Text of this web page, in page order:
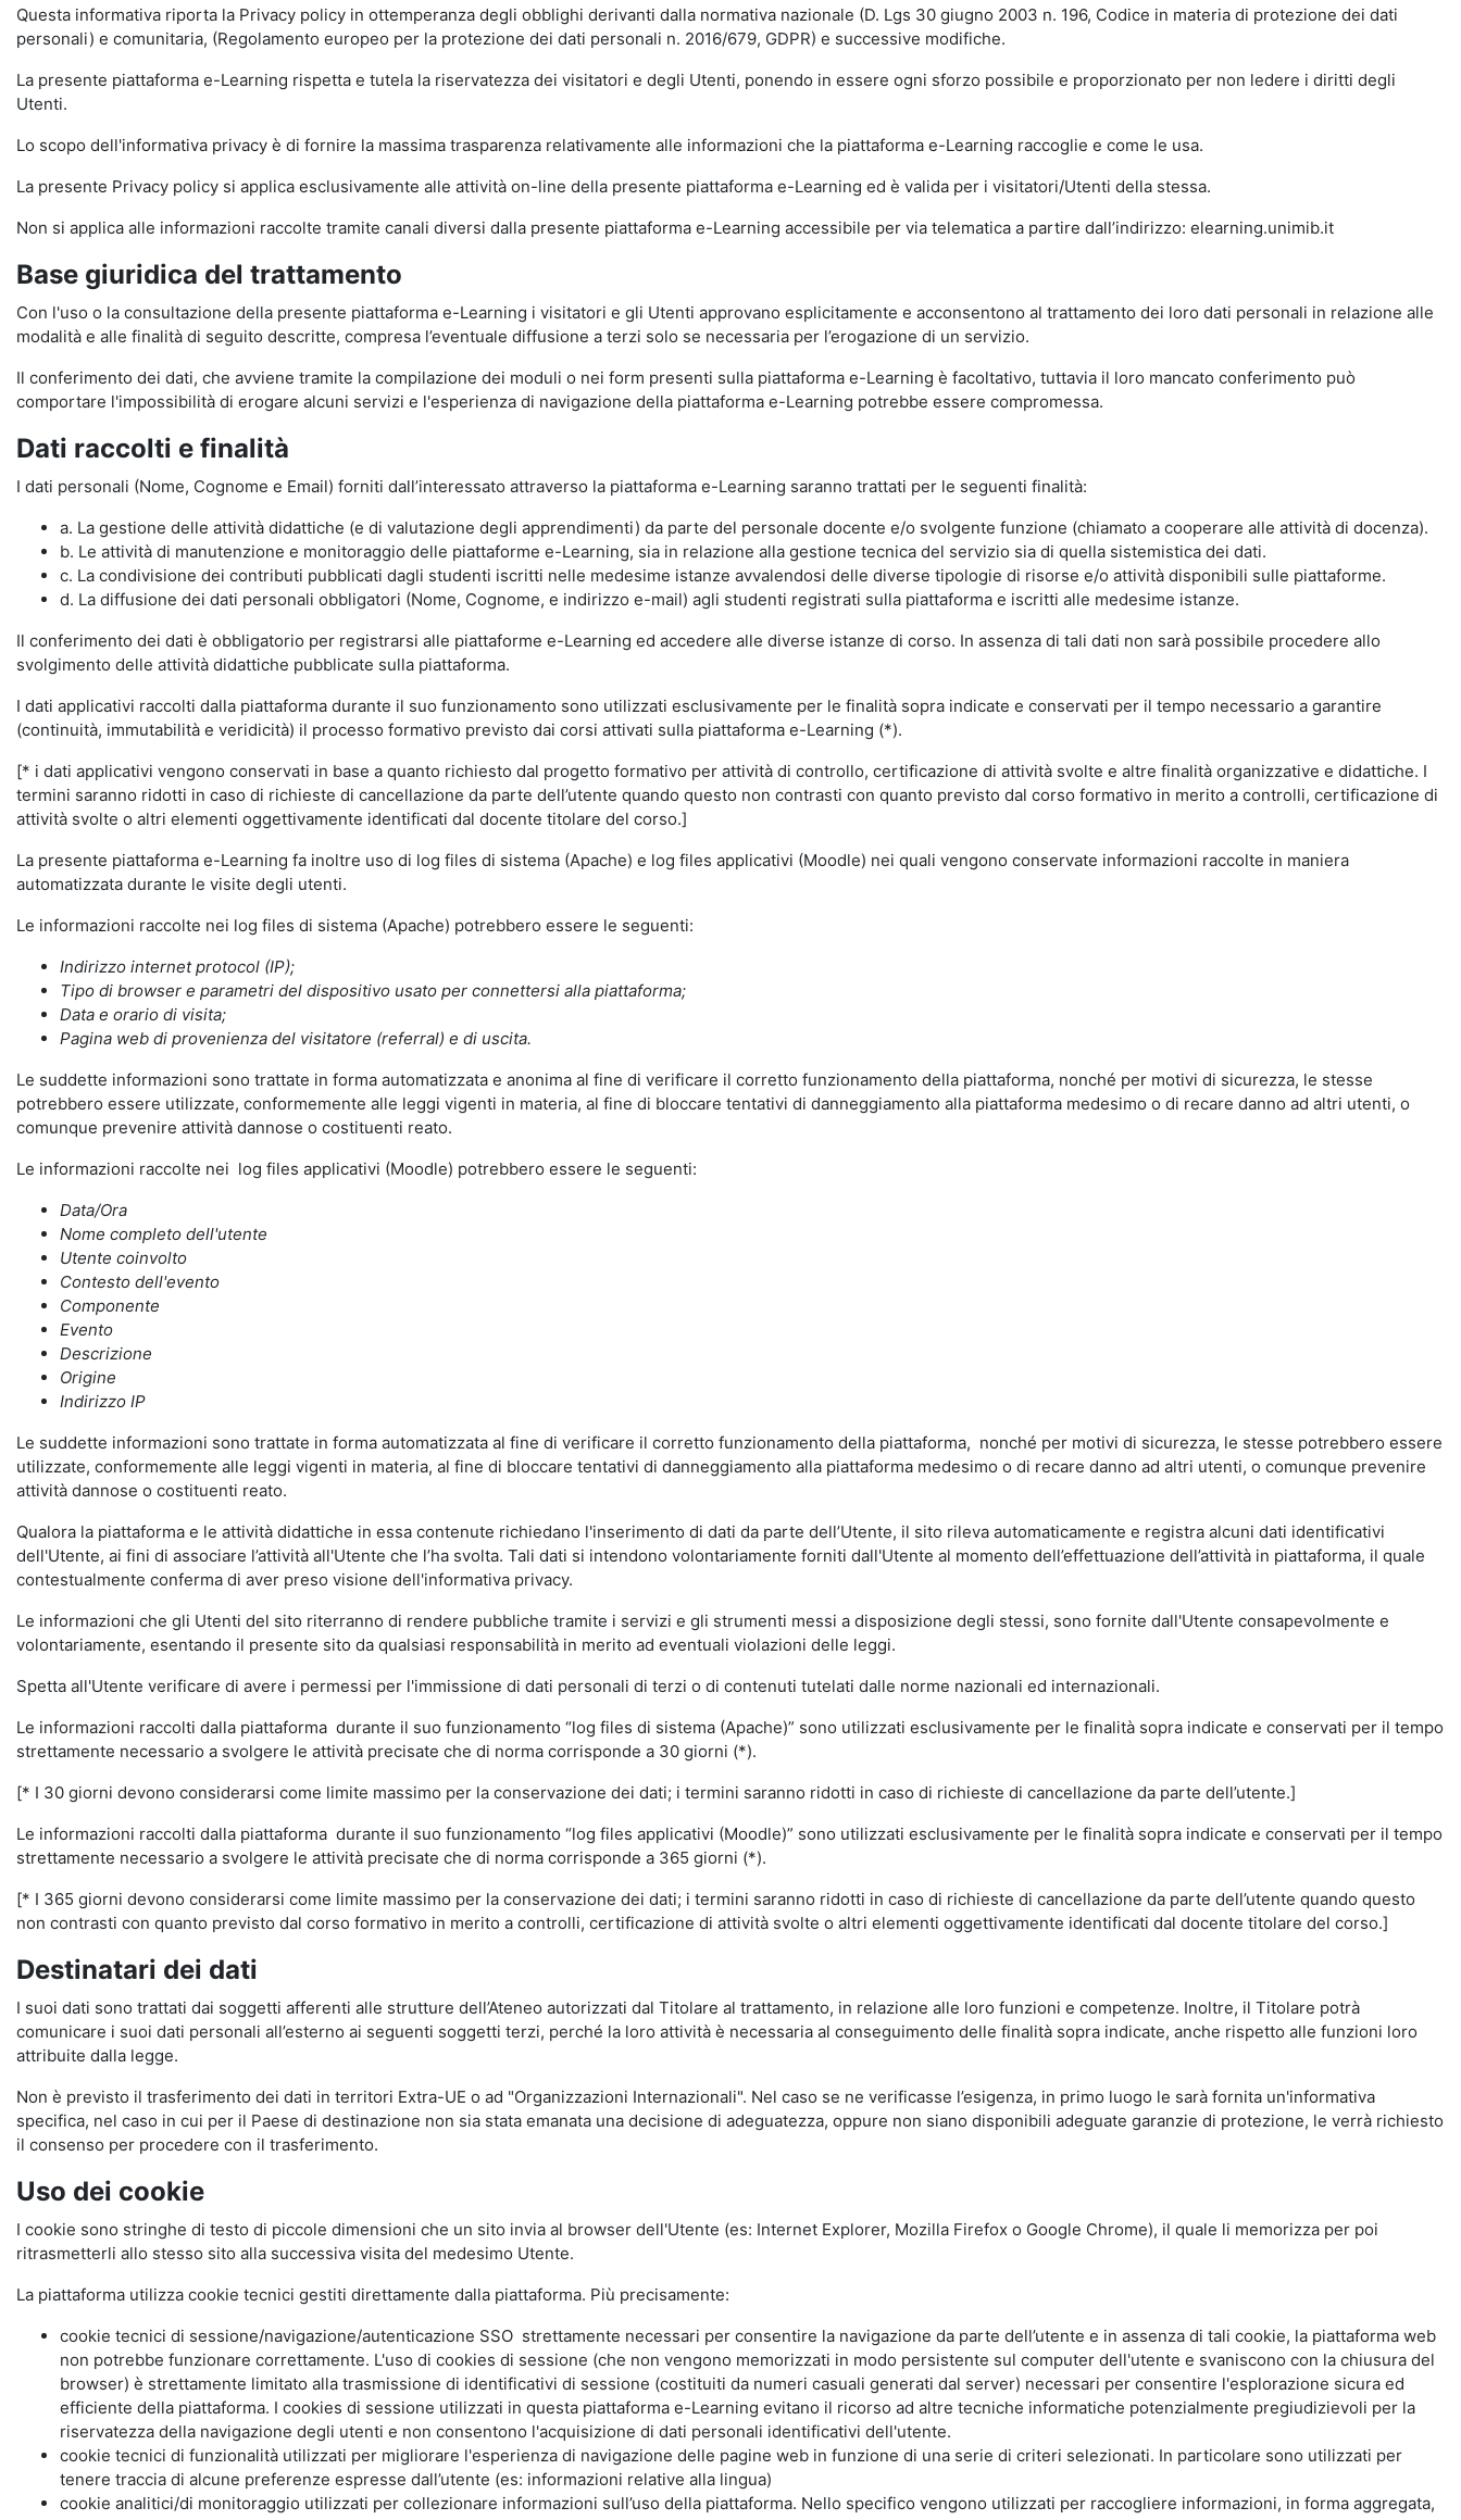
Questa informativa riporta la Privacy policy in ottemperanza degli obblighi derivanti dalla normativa nazionale (D. Lgs 30 giugno 2003 n. 196, Codice in materia di protezione dei dati
personali) e comunitaria, (Regolamento europeo per la protezione dei dati personali n. 2016/679, GDPR) e successive modifiche.
La presente piattaforma e-Learning rispetta e tutela la riservatezza dei visitatori e degli Utenti, ponendo in essere ogni sforzo possibile e proporzionato per non ledere i diritti degli
Utenti.
Lo scopo dell'informativa privacy è di fornire la massima trasparenza relativamente alle informazioni che la piattaforma e-Learning raccoglie e come le usa.
La presente Privacy policy si applica esclusivamente alle attività on-line della presente piattaforma e-Learning ed è valida per i visitatori/Utenti della stessa.
Non si applica alle informazioni raccolte tramite canali diversi dalla presente piattaforma e-Learning accessibile per via telematica a partire dall’indirizzo: elearning.unimib.it
Base giuridica del trattamento
Con l'uso o la consultazione della presente piattaforma e-Learning i visitatori e gli Utenti approvano esplicitamente e acconsentono al trattamento dei loro dati personali in relazione alle
modalità e alle finalità di seguito descritte, compresa l’eventuale diffusione a terzi solo se necessaria per l’erogazione di un servizio.
Il conferimento dei dati, che avviene tramite la compilazione dei moduli o nei form presenti sulla piattaforma e-Learning è facoltativo, tuttavia il loro mancato conferimento può
comportare l'impossibilità di erogare alcuni servizi e l'esperienza di navigazione della piattaforma e-Learning potrebbe essere compromessa.
Dati raccolti e finalità
I dati personali (Nome, Cognome e Email) forniti dall’interessato attraverso la piattaforma e-Learning saranno trattati per le seguenti finalità:
a. La gestione delle attività didattiche (e di valutazione degli apprendimenti) da parte del personale docente e/o svolgente funzione (chiamato a cooperare alle attività di docenza).
b. Le attività di manutenzione e monitoraggio delle piattaforme e-Learning, sia in relazione alla gestione tecnica del servizio sia di quella sistemistica dei dati.
c. La condivisione dei contributi pubblicati dagli studenti iscritti nelle medesime istanze avvalendosi delle diverse tipologie di risorse e/o attività disponibili sulle piattaforme.
d. La diffusione dei dati personali obbligatori (Nome, Cognome, e indirizzo e-mail) agli studenti registrati sulla piattaforma e iscritti alle medesime istanze.
Il conferimento dei dati è obbligatorio per registrarsi alle piattaforme e-Learning ed accedere alle diverse istanze di corso. In assenza di tali dati non sarà possibile procedere allo
svolgimento delle attività didattiche pubblicate sulla piattaforma.
I dati applicativi raccolti dalla piattaforma durante il suo funzionamento sono utilizzati esclusivamente per le finalità sopra indicate e conservati per il tempo necessario a garantire
(continuità, immutabilità e veridicità) il processo formativo previsto dai corsi attivati sulla piattaforma e-Learning (*).
[* i dati applicativi vengono conservati in base a quanto richiesto dal progetto formativo per attività di controllo, certificazione di attività svolte e altre finalità organizzative e didattiche. I
termini saranno ridotti in caso di richieste di cancellazione da parte dell’utente quando questo non contrasti con quanto previsto dal corso formativo in merito a controlli, certificazione di
attività svolte o altri elementi oggettivamente identificati dal docente titolare del corso.]
La presente piattaforma e-Learning fa inoltre uso di log files di sistema (Apache) e log files applicativi (Moodle) nei quali vengono conservate informazioni raccolte in maniera
automatizzata durante le visite degli utenti.
Le informazioni raccolte nei log files di sistema (Apache) potrebbero essere le seguenti:
Indirizzo internet protocol (IP);
Tipo di browser e parametri del dispositivo usato per connettersi alla piattaforma;
Data e orario di visita;
Pagina web di provenienza del visitatore (referral) e di uscita.
Le suddette informazioni sono trattate in forma automatizzata e anonima al fine di verificare il corretto funzionamento della piattaforma, nonché per motivi di sicurezza, le stesse
potrebbero essere utilizzate, conformemente alle leggi vigenti in materia, al fine di bloccare tentativi di danneggiamento alla piattaforma medesimo o di recare danno ad altri utenti, o
comunque prevenire attività dannose o costituenti reato.
Le informazioni raccolte nei log files applicativi (Moodle) potrebbero essere le seguenti:
Data/Ora
Nome completo dell'utente
Utente coinvolto
Contesto dell'evento
Componente
Evento
Descrizione
Origine
Indirizzo IP
Le suddette informazioni sono trattate in forma automatizzata al fine di verificare il corretto funzionamento della piattaforma, nonché per motivi di sicurezza, le stesse potrebbero essere
utilizzate, conformemente alle leggi vigenti in materia, al fine di bloccare tentativi di danneggiamento alla piattaforma medesimo o di recare danno ad altri utenti, o comunque prevenire
attività dannose o costituenti reato.
Qualora la piattaforma e le attività didattiche in essa contenute richiedano l'inserimento di dati da parte dell’Utente, il sito rileva automaticamente e registra alcuni dati identificativi
dell'Utente, ai fini di associare l’attività all'Utente che l’ha svolta. Tali dati si intendono volontariamente forniti dall'Utente al momento dell’effettuazione dell’attività in piattaforma, il quale
contestualmente conferma di aver preso visione dell'informativa privacy.
Le informazioni che gli Utenti del sito riterranno di rendere pubbliche tramite i servizi e gli strumenti messi a disposizione degli stessi, sono fornite dall'Utente consapevolmente e
volontariamente, esentando il presente sito da qualsiasi responsabilità in merito ad eventuali violazioni delle leggi.
Spetta all'Utente verificare di avere i permessi per l'immissione di dati personali di terzi o di contenuti tutelati dalle norme nazionali ed internazionali.
Le informazioni raccolti dalla piattaforma durante il suo funzionamento “log files di sistema (Apache)” sono utilizzati esclusivamente per le finalità sopra indicate e conservati per il tempo
strettamente necessario a svolgere le attività precisate che di norma corrisponde a 30 giorni (*).
[* I 30 giorni devono considerarsi come limite massimo per la conservazione dei dati; i termini saranno ridotti in caso di richieste di cancellazione da parte dell’utente.]
Le informazioni raccolti dalla piattaforma durante il suo funzionamento “log files applicativi (Moodle)” sono utilizzati esclusivamente per le finalità sopra indicate e conservati per il tempo
strettamente necessario a svolgere le attività precisate che di norma corrisponde a 365 giorni (*).
[* I 365 giorni devono considerarsi come limite massimo per la conservazione dei dati; i termini saranno ridotti in caso di richieste di cancellazione da parte dell’utente quando questo
non contrasti con quanto previsto dal corso formativo in merito a controlli, certificazione di attività svolte o altri elementi oggettivamente identificati dal docente titolare del corso.]
Destinatari dei dati
I suoi dati sono trattati dai soggetti afferenti alle strutture dell’Ateneo autorizzati dal Titolare al trattamento, in relazione alle loro funzioni e competenze. Inoltre, il Titolare potrà
comunicare i suoi dati personali all’esterno ai seguenti soggetti terzi, perché la loro attività è necessaria al conseguimento delle finalità sopra indicate, anche rispetto alle funzioni loro
attribuite dalla legge.
Non è previsto il trasferimento dei dati in territori Extra-UE o ad "Organizzazioni Internazionali". Nel caso se ne verificasse l’esigenza, in primo luogo le sarà fornita un'informativa
specifica, nel caso in cui per il Paese di destinazione non sia stata emanata una decisione di adeguatezza, oppure non siano disponibili adeguate garanzie di protezione, le verrà richiesto
il consenso per procedere con il trasferimento.
Uso dei cookie
I cookie sono stringhe di testo di piccole dimensioni che un sito invia al browser dell'Utente (es: Internet Explorer, Mozilla Firefox o Google Chrome), il quale li memorizza per poi
ritrasmetterli allo stesso sito alla successiva visita del medesimo Utente.
La piattaforma utilizza cookie tecnici gestiti direttamente dalla piattaforma. Più precisamente:
cookie tecnici di sessione/navigazione/autenticazione SSO strettamente necessari per consentire la navigazione da parte dell’utente e in assenza di tali cookie, la piattaforma web
non potrebbe funzionare correttamente. L'uso di cookies di sessione (che non vengono memorizzati in modo persistente sul computer dell'utente e svaniscono con la chiusura del
browser) è strettamente limitato alla trasmissione di identificativi di sessione (costituiti da numeri casuali generati dal server) necessari per consentire l'esplorazione sicura ed
efficiente della piattaforma. I cookies di sessione utilizzati in questa piattaforma e-Learning evitano il ricorso ad altre tecniche informatiche potenzialmente pregiudizievoli per la
riservatezza della navigazione degli utenti e non consentono l'acquisizione di dati personali identificativi dell'utente.
cookie tecnici di funzionalità utilizzati per migliorare l'esperienza di navigazione delle pagine web in funzione di una serie di criteri selezionati. In particolare sono utilizzati per
tenere traccia di alcune preferenze espresse dall’utente (es: informazioni relative alla lingua)
cookie analitici/di monitoraggio utilizzati per collezionare informazioni sull’uso della piattaforma. Nello specifico vengono utilizzati per raccogliere informazioni, in forma aggregata,